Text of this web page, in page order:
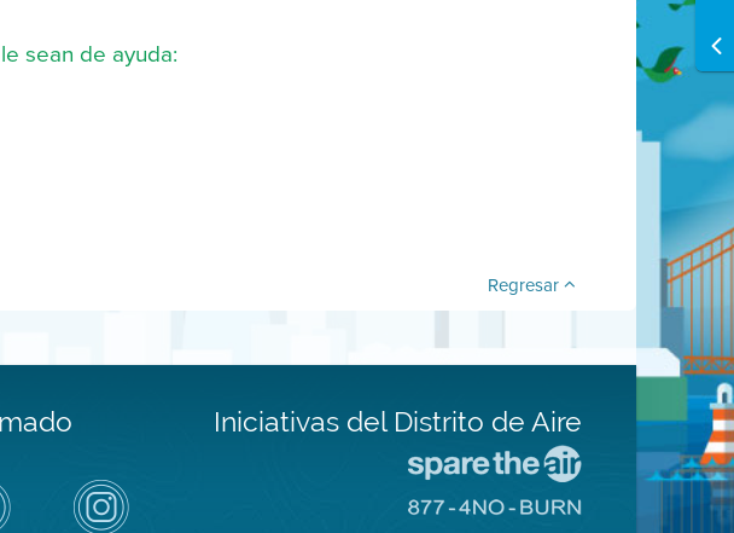
sean de ayuda:
Regresar
Air
District
on
Iniciativas del Distrito de Aire
el